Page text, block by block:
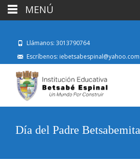
Llámanos: 3013790764
Escríbenos: iebetsabespinal@yahoo.com
Día del Padre Betsabemita
MENÚ